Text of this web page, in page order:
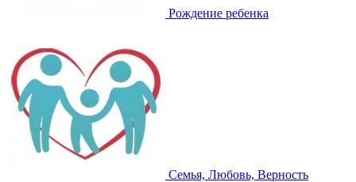
Рождение ребенка
Семья, Любовь, Верность